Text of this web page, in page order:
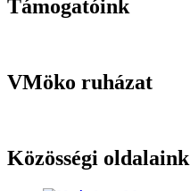
Támogatóink
VMöko ruházat
Közösségi oldalaink